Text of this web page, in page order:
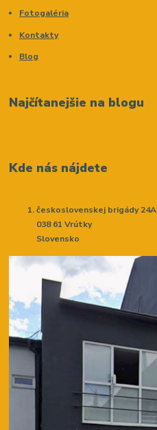
Fotogaléria
Kontakty
Blog
Najčítanejšie na blogu
Kde nás nájdete
československej brigády 24A
038 61 Vrútky
Slovensko